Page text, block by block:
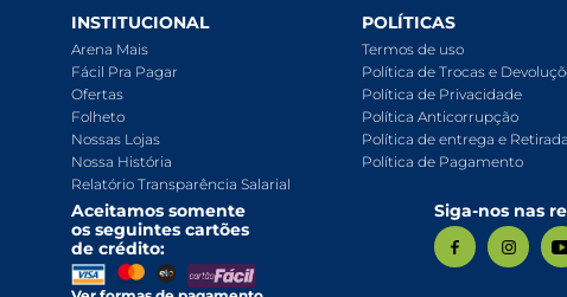
INSTITUCIONAL
Arena Mais
Fácil Pra Pagar
Ofertas
Folheto
Nossas Lojas
Nossa História
Relatório Transparência Salarial
POLÍTICAS
Termos de uso
Política de Trocas e
Política de Privacidade
Política Anticorrupção
Política de entrega e Retirada
Política de Pagamento
Aceitamos somente
os seguintes cartões
de crédito:
Siga-nos nas